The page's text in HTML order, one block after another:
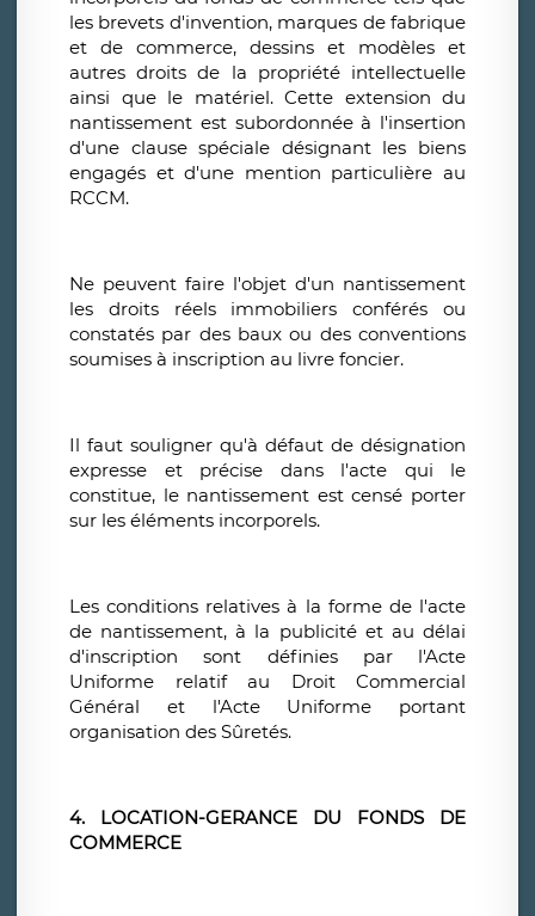
les brevets d'invention, marques de fabrique
et de commerce, dessins et modèles et
autres droits de la propriété intellectuelle
ainsi que le matériel. Cette extension du
nantissement est subordonnée à l'insertion
d'une clause spéciale désignant les biens
engagés et d'une mention particulière au
RCCM.
Ne peuvent faire l'objet d'un nantissement
les droits réels immobiliers conférés ou
constatés par des baux ou des conventions
soumises à inscription au livre foncier.
Il faut souligner qu'à défaut de désignation
expresse et précise dans l'acte qui le
constitue, le nantissement est censé porter
sur les éléments incorporels.
Les conditions relatives à la forme de l'acte
de nantissement, à la publicité et au délai
d'inscription sont définies par l'Acte
Uniforme relatif au Droit Commercial
Général et l'Acte Uniforme portant
organisation des Sûretés.
4. LOCATION-GERANCE DU FONDS DE
COMMERCE